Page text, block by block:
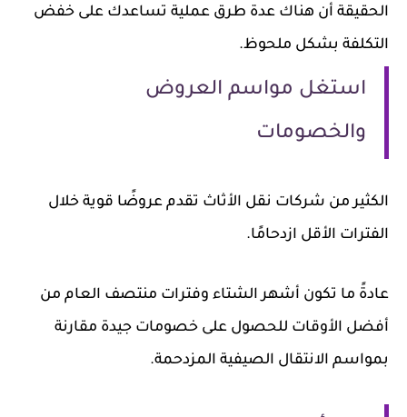
الحقيقة أن هناك عدة طرق عملية تساعدك على خفض
التكلفة بشكل ملحوظ.
استغل مواسم العروض
والخصومات
الكثير من شركات نقل الأثاث تقدم عروضًا قوية خلال
الفترات الأقل ازدحامًا.
عادةً ما تكون أشهر الشتاء وفترات منتصف العام من
أفضل الأوقات للحصول على خصومات جيدة مقارنة
بمواسم الانتقال الصيفية المزدحمة.